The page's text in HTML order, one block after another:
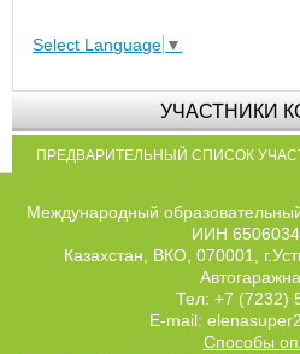
Select Language ▼
УЧАСТНИКИ
ПРЕДВАРИТЕЛЬНЫЙ СПИСОК
Международный
ИИН
Казахстан, ВКО, 070001,
Тел: +7 (7232)
E-mail:
Способы